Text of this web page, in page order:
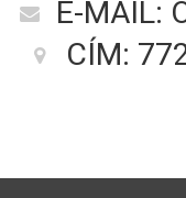
E-MAIL:
CÍM: